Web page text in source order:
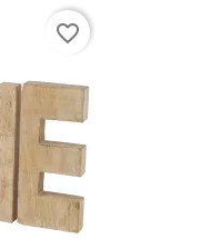
favorite_border